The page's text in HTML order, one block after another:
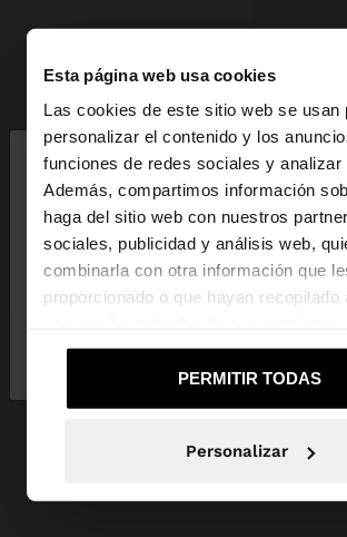
Esta página web usa cookies
Las cookies de este sitio web se usan
personalizar el contenido y los
funciones de redes sociales y analizar
Además, compartimos información
haga del sitio web con nuestros
sociales, publicidad y análisis web,
combinarla con otra información que
proporcionado o que hayan recopilado
PERMITIR TODAS
Personalizar
hola
Estás accediendo a la web de
la web de United States?
ZAPATILLA DE PIEL RETRO RUNNING
$ 1,399.00